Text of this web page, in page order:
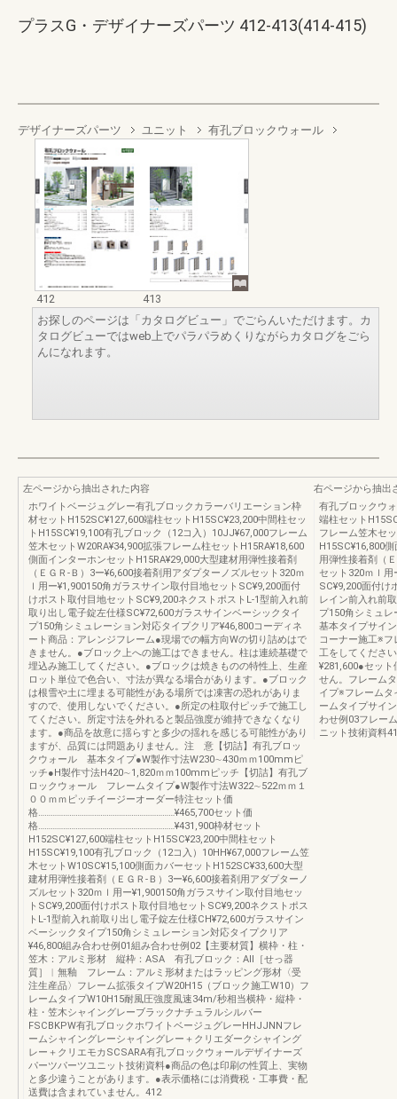
プラスG・デザイナーズパーツ 412-413(414-415)
デザイナーズパーツ ユニット 有孔ブロックウォール
412
413
お探しのページは「カタログビュー」でごらんいただけます。カ
タログビューではweb上でパラパラめくりながらカタログをごら
んになれます。
左ページから抽出された内容
ホワイトベージュグレー有孔ブロックカラーバリエーション枠
材セットH152SC¥127,600端柱セットH15SC¥23,200中間柱セッ
トH15SC¥19,100有孔ブロック（12コ入）10JJ¥67,000フレーム
笠木セットW20RA¥34,900拡張フレーム柱セットH15RA¥18,600
側面インターホンセットH15RA¥29,000大型建材用弾性接着剤
（ＥＧＲ-Ｂ）3ー¥6,600接着剤用アダプターノズルセット320ｍ
ｌ用ー¥1,900150角ガラスサイン取付目地セットSC¥9,200面付
けポスト取付目地セットSC¥9,200ネクストポストL-1型前入れ前
取り出し電子錠左仕様SC¥72,600ガラスサインベーシックタイ
プ150角シミュレーション対応タイプクリア¥46,800コーディネ
ート商品：アレンジフレーム●現場での幅方向Wの切り詰めはで
きません。●ブロック上への施工はできません。柱は連続基礎で
埋込み施工してください。●ブロックは焼きものの特性上、生産
ロット単位で色合い、寸法が異なる場合があります。●ブロック
は根雪や土に埋まる可能性がある場所では凍害の恐れがありま
すので、使用しないでください。●所定の柱取付ピッチで施工し
てください。所定寸法を外れると製品強度が維持できなくなり
ます。●商品を故意に揺らすと多少の揺れを感じる可能性があり
ますが、品質には問題ありません。注 意【切詰】有孔ブロッ
クウォール 基本タイプ●W製作寸法W230∼430ｍｍ100mmピ
ッチ●H製作寸法H420∼1,820ｍｍ100mmピッチ【切詰】有孔ブ
ロックウォール フレームタイプ●W製作寸法W322∼522ｍｍ１
００ｍｍピッチイージーオーダー特注セット価
格…………………………………………………………¥465,700セット価
格…………………………………………………………¥431,900枠材セット
H152SC¥127,600端柱セットH15SC¥23,200中間柱セット
H15SC¥19,100有孔ブロック（12コ入）10HH¥67,000フレーム笠
木セットW10SC¥15,100側面カバーセットH152SC¥33,600大型
建材用弾性接着剤（ＥＧＲ-Ｂ）3ー¥6,600接着剤用アダプターノ
ズルセット320ｍｌ用ー¥1,900150角ガラスサイン取付目地セッ
トSC¥9,200面付けポスト取付目地セットSC¥9,200ネクストポス
トL-1型前入れ前取り出し電子錠左仕様CH¥72,600ガラスサイン
ベーシックタイプ150角シミュレーション対応タイプクリア
¥46,800組み合わせ例01組み合わせ例02【主要材質】横枠・柱・
笠木：アルミ形材 縦枠：ASA 有孔ブロック：AⅡ［せっ器
質］︱無釉 フレーム：アルミ形材またはラッピング形材〈受
注生産品〉フレーム拡張タイプW20H15（ブロック施工W10）フ
レームタイプW10H15耐風圧強度風速34m/秒相当横枠・縦枠・
柱・笠木シャイングレーブラックナチュラルシルバー
FSCBKPW有孔ブロックホワイトベージュグレーHHJJNNフレ
ームシャイングレーシャイングレー＋クリエダークシャイング
レー＋クリエモカSCSARA有孔ブロックウォールデザイナーズ
パーツパーツユニット技術資料●商品の色は印刷の性質上、実物
と多少違うことがあります。●表示価格には消費税・工事費・配
送費は含まれていません。412
右ページから抽出
有孔ブロックウ
端柱セット
フレーム笠木セ
H15SC¥16,800
用弾性接着剤（
セット320ｍｌ
SC¥9,200面付け
レイン前入れ前
プ150角シミュ
基本タイプサイ
コーナー施工※フ
工をしてくださ
¥281,600●セッ
せん。フレーム
イプ※フレームタ
ームタイプサイ
わせ例03フレー
ニット技術資料